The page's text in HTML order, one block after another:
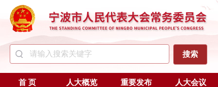
首 页 人大概览 重要发布 人大会议